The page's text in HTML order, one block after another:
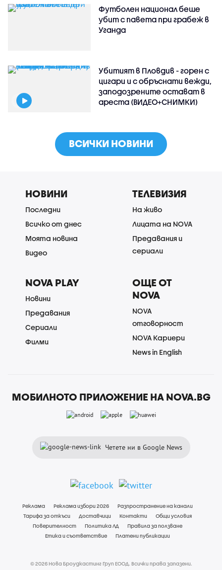
Футболен национал беше
убит с павета при грабеж в
Уганда
Убитият в Пловдив - горен с
цигари и с обръснати вежди,
заподозрените остават в
ареста (ВИДЕО+СНИМКИ)
ВСИЧКИ НОВИНИ
НОВИНИ
Последни
Всичко от днес
Моята новина
Видео
ТЕЛЕВИЗИЯ
На живо
Лицата на NOVA
Предавания и
сериали
NOVA PLAY
Новини
Предавания
Сериали
Филми
ОЩЕ ОТ
NOVA
NOVA
отговорност
NOVA Кариери
News in English
МОБИЛНОТО ПРИЛОЖЕНИЕ НА NOVA.BG
Четете ни в Google News
Реклама Реклама избори 2026
Разпространение на канали
Тарифа за откъси
Доставчици Контакти
Общи условия
Поверителност
Политика ЛД
Правила за ползване
Етика и съответствие
Платени публикации
© 2026 Нова Броудкастинг Груп ЕООД. Всички права запазени.